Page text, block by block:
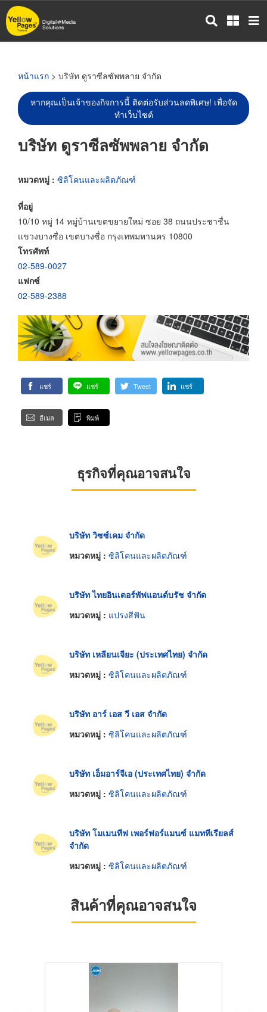
ข้าม
ไป
หน้าแรก > บริษัท ดูราซีลซัพพลาย จำกัด
หากคุณเป็นเจ้าของกิจการนี้ ติดต่อรับส่วนลดพิเศษ! เพื่อจัด
ทำเว็บไซต์
บริษัท ดูราซีลซัพพลาย จำกัด
หมวดหมู่ : ซิลิโคนและผลิตภัณฑ์
ที่อยู่
10/10 หมู่ 14 หมู่บ้านเขตขยายใหม่ ซอย 38 ถนนประชาชื่น
แขวงบางซื่อ เขตบางซื่อ กรุงเทพมหานคร 10800
โทรศัพท์
02-589-0027
แฟกซ์
02-589-2388
แชร์ แชร์ Tweet แชร์
อีเมล พิมพ์
ธุรกิจที่คุณอาจสนใจ
บริษัท วิซซ์เคม จำกัด
หมวดหมู่ : ซิลิโคนและผลิตภัณฑ์
บริษัท ไทยอินเตอร์พัฟแอนด์บรัช จำกัด
หมวดหมู่ : แปรงสีฟัน
บริษัท เหลียนเจียะ (ประเทศไทย) จำกัด
หมวดหมู่ : ซิลิโคนและผลิตภัณฑ์
บริษัท อาร์ เอส วี เอส จำกัด
หมวดหมู่ : ซิลิโคนและผลิตภัณฑ์
บริษัท เอ็มอาร์จีเอ (ประเทศไทย) จำกัด
หมวดหมู่ : ซิลิโคนและผลิตภัณฑ์
บริษัท โมเมนทีฟ เพอร์ฟอร์แมนซ์ แมททีเรียลส์
จำกัด
หมวดหมู่ : ซิลิโคนและผลิตภัณฑ์
สินค้าที่คุณอาจสนใจ